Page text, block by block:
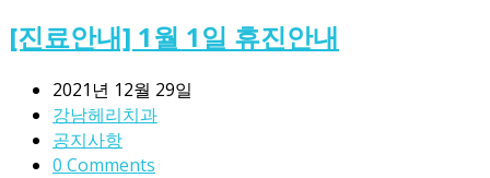
[진료안내] 1월 1일 휴진안내
2021년 12월 29일
강남헤리치과
공지사항
0 Comments